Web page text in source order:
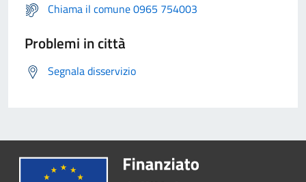
Chiama il comune 0965 754003
Problemi in città
Segnala disservizio